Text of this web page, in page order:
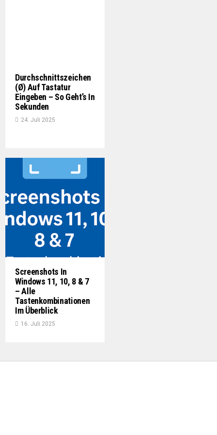
Durchschnittszeichen
(Ø) Auf Tastatur
Eingeben – So Geht’s In
Sekunden
24. Juli 2025
Screenshots In
Windows 11, 10, 8 & 7
– Alle
Tastenkombinationen
Im Überblick
16. Juli 2025